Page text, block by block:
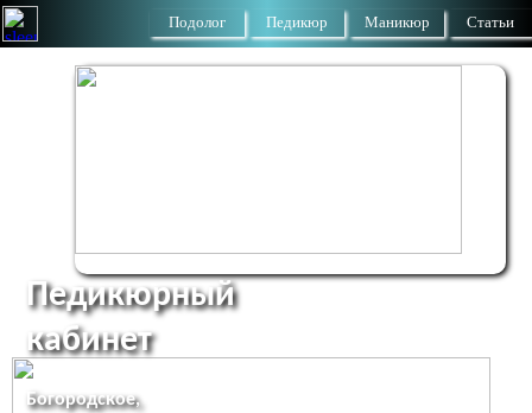
Подолог Педикюр Маникюр Статьи
Педикюрный
кабинет
Богородское,